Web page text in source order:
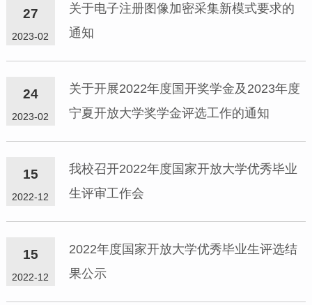
27
2023-02
关于电子注册图像加密采集新模式要求的
通知
24
2023-02
关于开展2022年度国开奖学金及2023年度
宁夏开放大学奖学金评选工作的通知
15
2022-12
我校召开2022年度国家开放大学优秀毕业
生评审工作会
15
2022-12
2022年度国家开放大学优秀毕业生评选结
果公示